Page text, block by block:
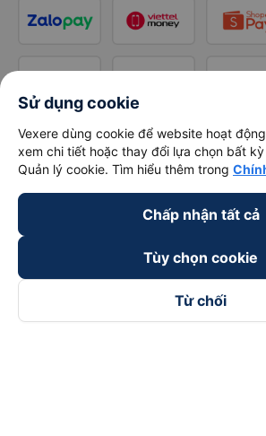
Sử dụng cookie
Vexere dùng cookie để website hoạt
xem chi tiết hoặc thay đổi lựa chọn bất
Quản lý cookie. Tìm hiểu thêm trong
Chấp nhận tất cả
Tùy chọn cookie
Từ chối